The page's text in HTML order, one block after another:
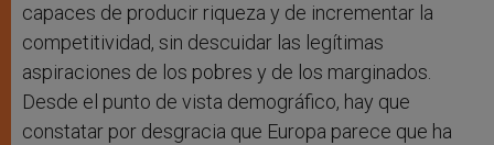
capaces de producir riqueza y de incrementar la
competitividad, sin descuidar las legítimas
aspiraciones de los pobres y de los marginados.
Desde el punto de vista demográfico, hay que
constatar por desgracia que Europa parece que ha